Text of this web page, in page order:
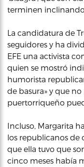
terminen
La candidatura de
seguidores y ha
EFE una activista
quien se mostró
humorista
de basura» y que
puertorriqueño
Incluso, Margarita
los republicanos de
que ella tuvo que
cinco meses había